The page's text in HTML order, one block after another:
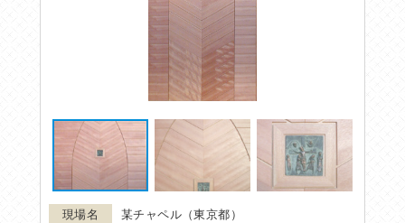
某チャペル（東京都）